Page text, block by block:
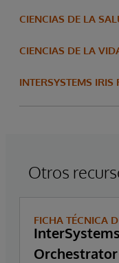
CIENCIAS DE LA
CIENCIAS DE LA
INTERSYSTEMS IRIS
Otros
FICHA TÉCNICA
Orchestrator